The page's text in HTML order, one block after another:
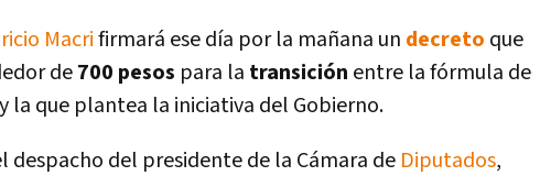
Macrifirmará ese dí­a por la mañana un decreto que
de700 pesos para la transición entre la fórmula de
la que plantea la iniciativa del Gobierno.
despacho del presidente de la Cámara de Diputados,